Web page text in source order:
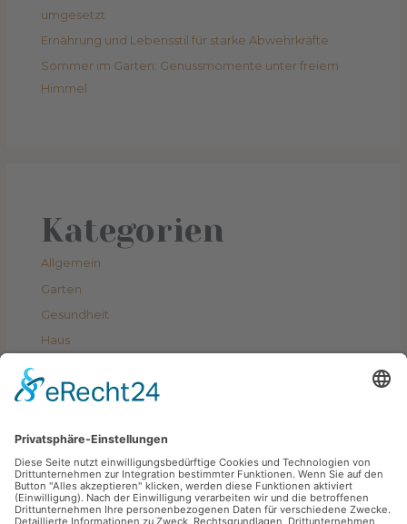
umgesetzt
Ernährung und Lebensstil für starke Abwehrkräfte
Sommer im Garten: Genussmomente unter freiem
Himmel
Kategorien
Allgemein
Garten
Gesundheit
Haus
Schlagwörter